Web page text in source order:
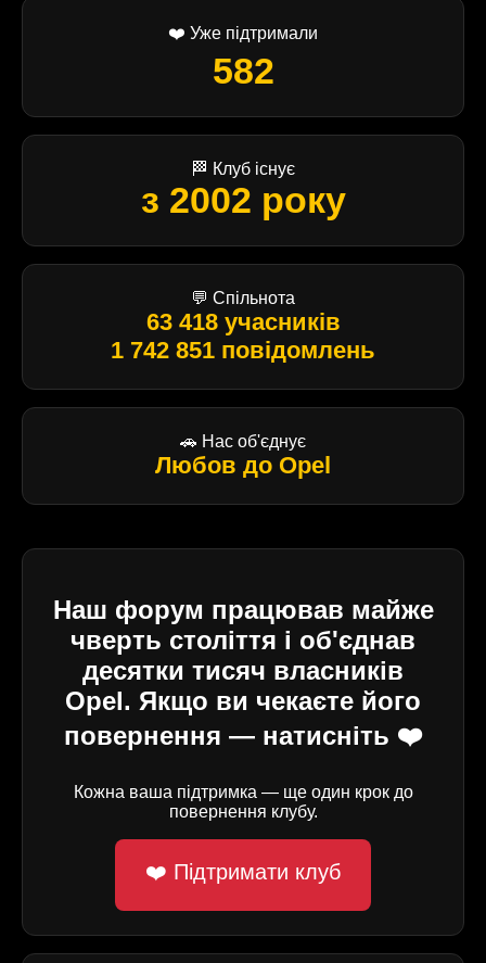
❤️ Уже підтримали
582
🏁 Клуб існує
з 2002 року
💬 Спільнота
63 418 учасників
1 742 851 повідомлень
🚗 Нас об'єднує
Любов до Opel
Наш форум працював майже
чверть століття і об'єднав
десятки тисяч власників
Opel. Якщо ви чекаєте його
повернення — натисніть ❤️
Кожна ваша підтримка — ще один крок до
повернення клубу.
❤️ Підтримати клуб